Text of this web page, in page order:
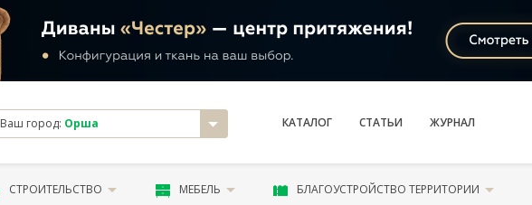
Ваш город: Орша КАТАЛОГ СТАТЬИ ЖУРНАЛ
СТРОИТЕЛЬСТВО МЕБЕЛЬ БЛАГОУСТРОЙСТВО ТЕРРИТОРИИ